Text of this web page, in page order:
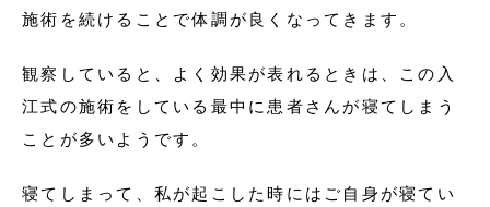
施術を続けることで体調が良くなってきます。
観察していると、よく効果が表れるときは、この入
江式の施術をしている最中に患者さんが寝てしまう
ことが多いようです。
寝てしまって、私が起こした時にはご自身が寝てい